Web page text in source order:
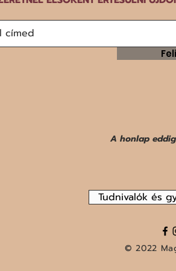
A honlap
Tudnivalók és
© 2022